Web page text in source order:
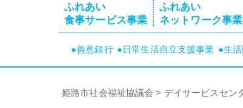
ふれあい
食事サービス事業
ふれあい
ネットワーク事業
●善意銀行 ●日常生活自立支援事業 ●生
姫路市社会福祉協議会 > デイサービスセン